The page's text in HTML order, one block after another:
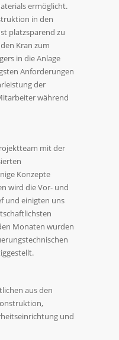
ermöglicht.
in den
platzsparend zu
Kran zum
in die Anlage
Anforderungen
der
während
mit der
Konzepte
wird die Vor- und
und einigten uns
Monaten wurden
aus den
und